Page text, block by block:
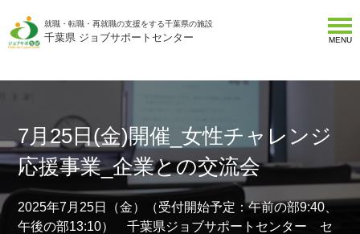
就職・転職・再就職の支援をする千葉県の施設
千葉県 ジョブサポートセンター MENU
7月25日(金)開催_女性チャレンジ
応援事業_企業との交流会
2025年7月25日（金）（受付開始予定：午前の部9:40、
午後の部13:10） 千葉県ジョブサポートセンター セ